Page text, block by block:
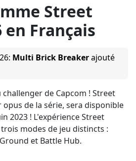
Street
Français
: Multi Brick Breakerajouté
de Capcom ! Street
de la série, sera disponible
2023 ! L'expérience Street
modes de jeu distincts :
et Battle Hub.